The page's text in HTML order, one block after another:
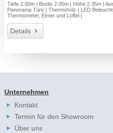
Tiefe 2.00m | Breite 2.05m | Höhe 2.35m |
Panorama Türe | Thermoholz | LED
Thermometer, Eimer und Löffel |
Details
Unternehmen
Kontakt
Termin für den Showroom
Über uns